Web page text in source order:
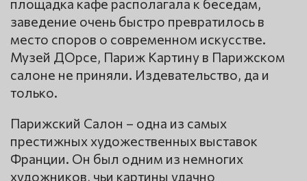
заведение очень быстро превратилось в
место споров о современном искусстве.
Музей ДОрсе, Париж Картину в Парижском
салоне не приняли. Издевательство, да и
только.
Парижский Салон – одна из самых
престижных художественных выставок
Франции. Он был одним из немногих
художников, чьи картины удачно